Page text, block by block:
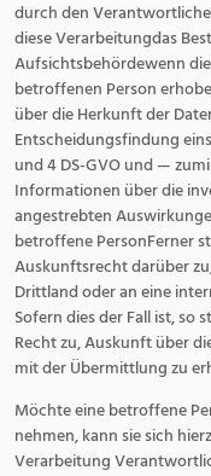
durch den
diese Verarbeitungdas
Aufsichtsbehördewenn
betroffenen Person
über die Herkunft der
Entscheidungsfindung
und 4 DS-GVO und —
Informationen über die
angestrebten
betroffene PersonFerner
Auskunftsrecht darüber
Drittland oder an eine
Sofern dies der Fall ist, so
Recht zu, Auskunft über
mit der Übermittlung zu
Möchte eine betroffene
nehmen, kann sie sich
Verarbeitung